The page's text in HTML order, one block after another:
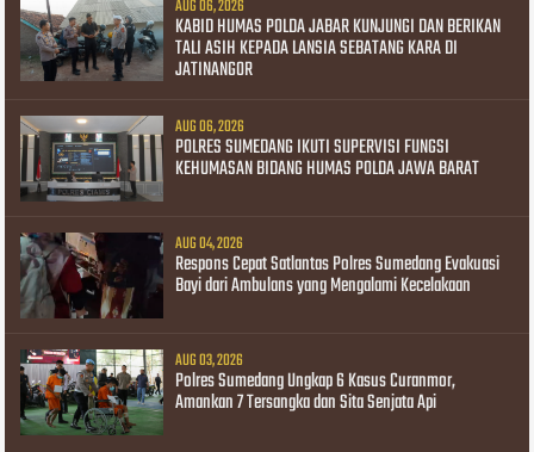
AUG 06, 2026
KABID HUMAS POLDA JABAR KUNJUNGI DAN BERIKAN
TALI ASIH KEPADA LANSIA SEBATANG KARA DI
JATINANGOR
AUG 06, 2026
POLRES SUMEDANG IKUTI SUPERVISI FUNGSI
KEHUMASAN BIDANG HUMAS POLDA JAWA BARAT
AUG 04, 2026
Respons Cepat Satlantas Polres Sumedang Evakuasi
Bayi dari Ambulans yang Mengalami Kecelakaan
AUG 03, 2026
Polres Sumedang Ungkap 6 Kasus Curanmor,
Amankan 7 Tersangka dan Sita Senjata Api